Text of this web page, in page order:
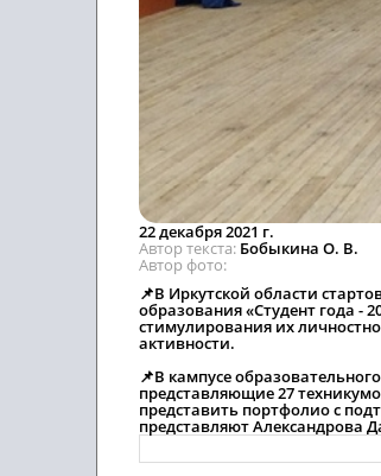
22 декабря 2021 г.
Автор текста Бобыкина О. В.
Автор фото
📌В Иркутской области
образования «Студент года -
стимулирования их
активности.
📌В кампусе
представляющие 27
представить портфолио с
представляют Александрова